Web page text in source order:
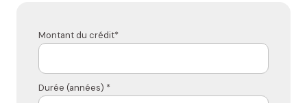
Montant du crédit*
Durée (années) *